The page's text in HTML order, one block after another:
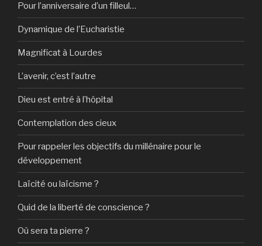
Pour l’anniversaire d’un filleul…
Dynamique de l’Eucharistie
Magnificat à Lourdes
L’avenir, c’est l’autre
Dieu est entré à l’hôpital
Contemplation des cieux
Pour rappeler les objectifs du millénaire pour le
développement
Laïcité ou laïcisme ?
Quid de la liberté de conscience ?
Où sera ta pierre ?